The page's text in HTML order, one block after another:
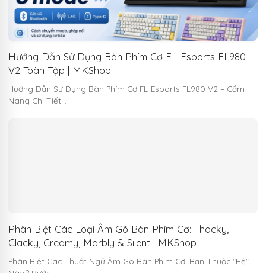
Hướng Dẫn Sử Dụng Bàn Phím Cơ FL-Esports FL980
V2 Toàn Tập | MKShop
Hướng Dẫn Sử Dụng Bàn Phím Cơ FL-Esports FL980 V2 – Cẩm
Nang Chi Tiết…
Phân Biệt Các Loại Âm Gõ Bàn Phím Cơ: Thocky,
Clacky, Creamy, Marbly & Silent | MKShop
Phân Biệt Các Thuật Ngữ Âm Gõ Bàn Phím Cơ: Bạn Thuộc "Hệ"